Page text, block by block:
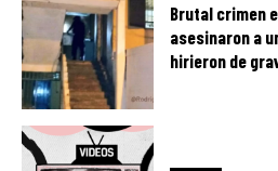
Brutal crimen
asesinaron a
hirieron de